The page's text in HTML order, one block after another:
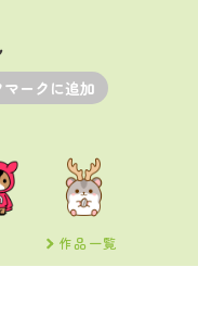
マークに追加
作品一覧